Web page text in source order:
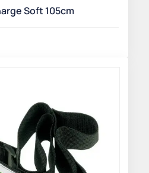
Soft 105cm